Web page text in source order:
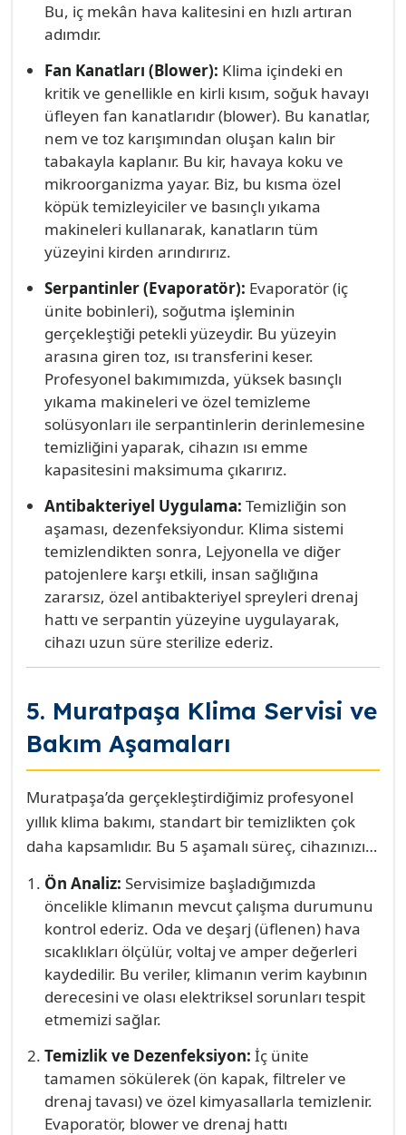
Bu, iç mekân hava kalitesini en hızlı artıran
adımdır.
Fan Kanatları (Blower): Klima içindeki en
kritik ve genellikle en kirli kısım, soğuk havayı
üfleyen fan kanatlarıdır (blower). Bu kanatlar,
nem ve toz karışımından oluşan kalın bir
tabakayla kaplanır. Bu kir, havaya koku ve
mikroorganizma yayar. Biz, bu kısma özel
köpük temizleyiciler ve basınçlı yıkama
makineleri kullanarak, kanatların tüm
yüzeyini kirden arındırırız.
Serpantinler (Evaporatör): Evaporatör (iç
ünite bobinleri), soğutma işleminin
gerçekleştiği petekli yüzeydir. Bu yüzeyin
arasına giren toz, ısı transferini keser.
Profesyonel bakımımızda, yüksek basınçlı
yıkama makineleri ve özel temizleme
solüsyonları ile serpantinlerin derinlemesine
temizliğini yaparak, cihazın ısı emme
kapasitesini maksimuma çıkarırız.
Antibakteriyel Uygulama: Temizliğin son
aşaması, dezenfeksiyondur. Klima sistemi
temizlendikten sonra, Lejyonella ve diğer
patojenlere karşı etkili, insan sağlığına
zararsız, özel antibakteriyel spreyleri drenaj
hattı ve serpantin yüzeyine uygulayarak,
cihazı uzun süre sterilize ederiz.
5. Muratpaşa Klima Servisi ve
Bakım Aşamaları
Muratpaşa’da gerçekleştirdiğimiz profesyonel
yıllık klima bakımı, standart bir temizlikten çok
daha kapsamlıdır. Bu 5 aşamalı süreç, cihazınızın
her bileşeninin kontrol edildiği, test edildiği ve
optimize edildiği teknik bir prosedürdür.
Ön Analiz: Servisimize başladığımızda
öncelikle klimanın mevcut çalışma durumunu
kontrol ederiz. Oda ve deşarj (üflenen) hava
sıcaklıkları ölçülür, voltaj ve amper değerleri
kaydedilir. Bu veriler, klimanın verim kaybının
derecesini ve olası elektriksel sorunları tespit
etmemizi sağlar.
Temizlik ve Dezenfeksiyon: İç ünite
tamamen sökülerek (ön kapak, filtreler ve
drenaj tavası) ve özel kimyasallarla temizlenir.
Evaporatör, blower ve drenaj hattı